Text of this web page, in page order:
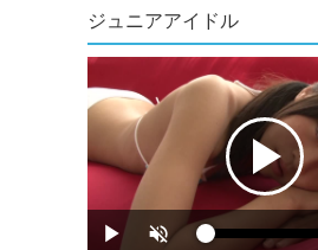
ジュニアアイドル